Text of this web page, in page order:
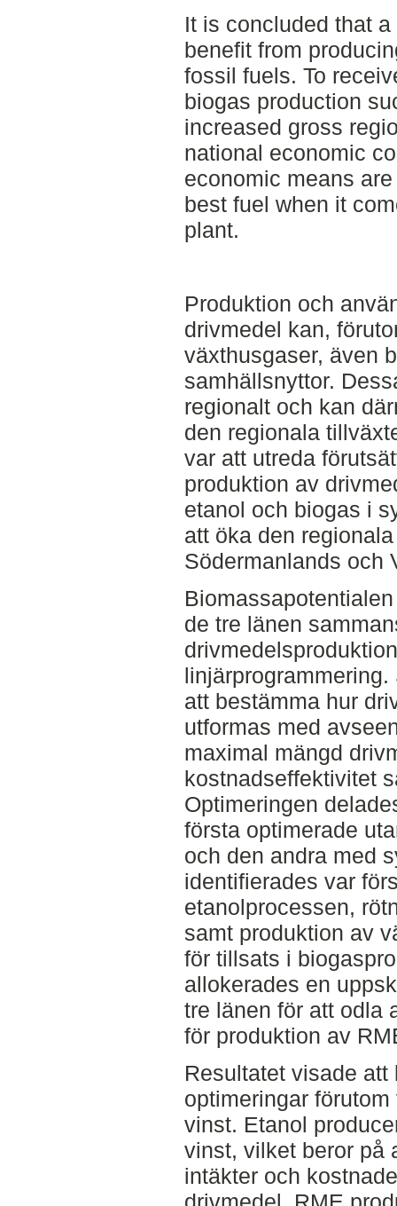
It is concluded that
benefit from
fossil fuels. To
biogas production
increased gross
national economic
economic means
best fuel when it
plant.
Produktion och
drivmedel kan,
växthusgaser, även
samhällsnyttor.
regionalt och kan
den regionala
var att utreda
produktion av
etanol och biogas i
att öka den
Södermanlands och
de tre länen
att bestämma hur
utformas med
maximal mängd
kostnadseffektivitet
Optimeringen
första optimerade
och den andra med
identifierades var
etanolprocessen,
samt produktion av
för tillsats i
allokerades en
tre länen för att odla
för produktion av
Resultatet visade
optimeringar
vinst. Etanol
vinst, vilket beror på
intäkter och